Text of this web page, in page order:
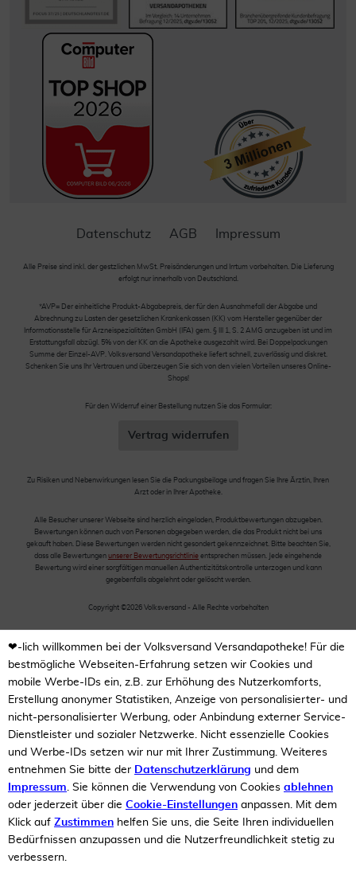
Datenschutz AGB Impressum
Alle Preise sind inkl. der gestzlichen MwSt. Preisänderungen und Irrtum vorbehalten. Die Lieferung
erfolgt nur innerhalb von Deutschland.
*AVP= Der einheitliche Produkt-Abgabepreis, der für den Ausnahmefall der Abgabe und
Abrechnung zu Lasten der gesetzlichen Krankenkassen (KK) vom Hersteller gegenüber der
Informationsstelle für Arzneispezialitäten GmbH (IFA) gem. § III 1, S. 2 AMG anzugeben ist und im
Erstattungsfall abzügl. 5% von der KK an die Apotheke ausgezahlt wird. Bei Doppelpackungen
Summe der Einzel-AVP. Volksversand Versandapotheke liefert schnell, zuverlässig und diskret.
Schenken Sie uns Ihr Vertrauen und überzeugen Sie sich von den vielen Vorteilen unseres Online-
Shops!
Für den Widerruf einer Bestellung nutzen Sie das Formular:
Vertrag widerrufen
Zu Risiken und Nebenwirkungen lesen Sie die Packungsbeilage und fragen Sie Ihre Ärztin, Ihren
Arzt oder in Ihrer Apotheke.
Alle Besucher unserer Webseite sind herzlich eingeladen, Produktbewertungen abzugeben.
Bewertungen können auch von Personen abgegeben werden, die das Produkt nicht bei uns
gekauft haben. Diese Bewertungen werden nicht gesondert gekennzeichnet. Bitte beachten Sie,
dass alle Bewertungen unserer Bewertungsrichtlinie entsprechen müssen. Jede eingehende
Bewertung wird einer sorgfältigen manuellen Authentizitätskontrolle unterzogen und kann
gegebenfalls abgelehnt oder gelöscht werden.
Copyright ©2026 Volksversand - Alle Rechte vorbehalten
❤-lich willkommen bei der Volksversand Versandapotheke! Für die
bestmögliche Webseiten-Erfahrung setzen wir Cookies und
mobile Werbe-IDs ein, z.B. zur Erhöhung des Nutzerkomforts,
Erstellung anonymer Statistiken, Anzeige von personalisierter- und
nicht-personalisierter Werbung, oder Anbindung externer Service-
Dienstleister und sozialer Netzwerke. Nicht essenzielle Cookies
und Werbe-IDs setzen wir nur mit Ihrer Zustimmung. Weiteres
entnehmen Sie bitte der Datenschutzerklärung und dem
Impressum. Sie können die Verwendung von Cookies ablehnen
oder jederzeit über die Cookie-Einstellungen anpassen. Mit dem
Klick auf Zustimmen helfen Sie uns, die Seite Ihren individuellen
Bedürfnissen anzupassen und die Nutzerfreundlichkeit stetig zu
verbessern.